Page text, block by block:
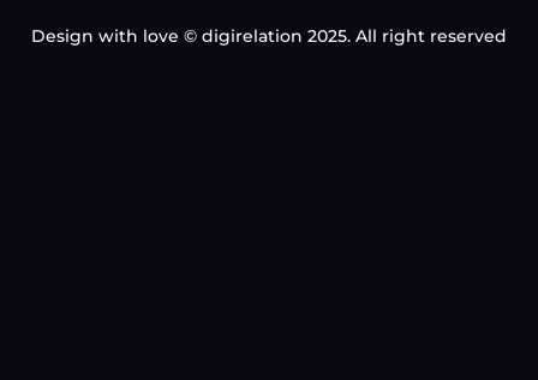
Design with love © digirelation 2025. All right reserved